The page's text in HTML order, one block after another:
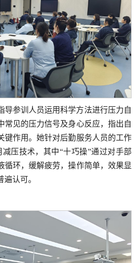
导参训人员运用科学方法进行压力自
常见的压力信号及身心反应，指出自
键作用。她针对后勤服务人员的工作
减压技术，其中“十巧操”通过对手部
循环，缓解疲劳，操作简单，效果显
认可。